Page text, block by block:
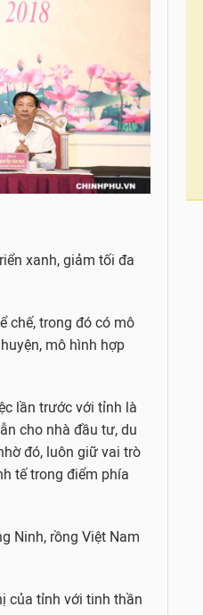
xanh, giảm tối đa
chế, trong đó có mô
mô hình hợp
lần trước với tỉnh là
cho nhà đầu tư, du
đó, luôn giữ vai trò
tế trong điểm phía
Ninh, rồng Việt Nam
của tỉnh với tinh thần